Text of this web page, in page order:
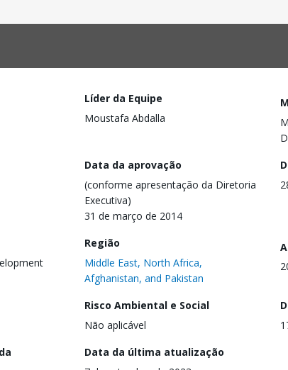
Líder da Equipe
Moustafa Abdalla
Data da aprovação
(conforme apresentação da Diretoria
Executiva)
31 de março de 2014
Região
Middle East, North Africa,
Afghanistan, and Pakistan
Risco Ambiental e Social
Não aplicável
Data da última atualização